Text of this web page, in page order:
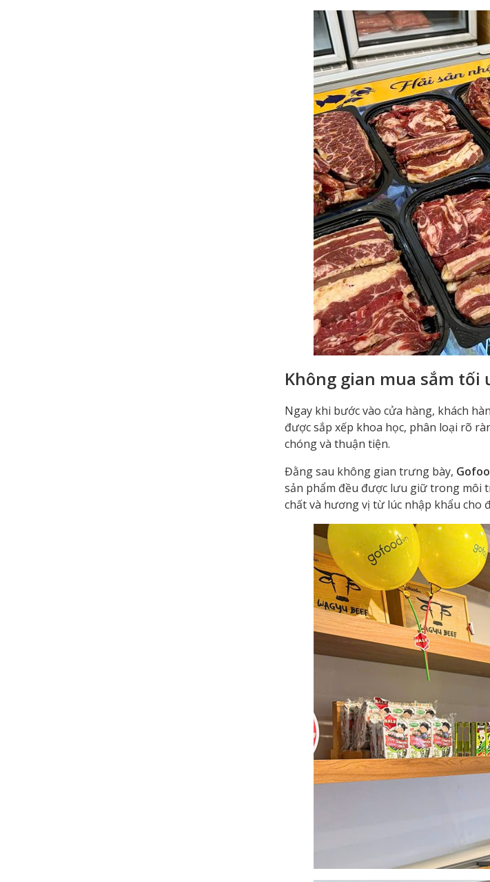
Không gian mua sắm
Ngay khi bước vào cửa hàng, khách
được sắp xếp khoa học, phân loại rõ
chóng và thuận tiện.
Đằng sau không gian trưng bày,
sản phẩm đều được lưu giữ trong môi
chất và hương vị từ lúc nhập khẩu cho